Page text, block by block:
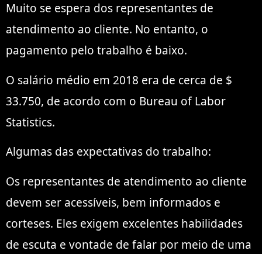
Muito se espera dos representantes de
atendimento ao cliente. No entanto, o
pagamento pelo trabalho é baixo.
O salário médio em 2018 era de cerca de $
33.750, de acordo com o Bureau of Labor
Statistics.
Algumas das expectativas do trabalho:
Os representantes de atendimento ao cliente
devem ser acessíveis, bem informados e
corteses. Eles exigem excelentes habilidades
de escuta e vontade de falar por meio de uma